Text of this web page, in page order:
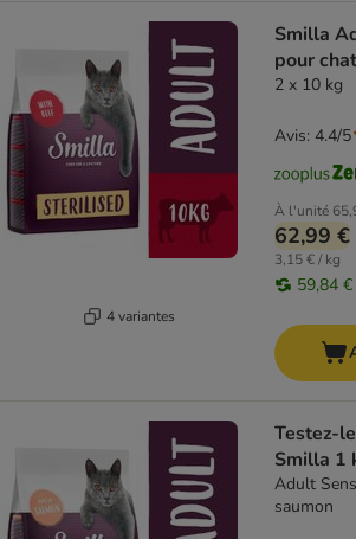
4 variantes
Smilla
pour chat
2 x 10 kg
À l'unité
62,99 €
3,15 € / kg
59,84 €
Avis: 4.4/5
Testez-
Smilla 1
Adult
saumon